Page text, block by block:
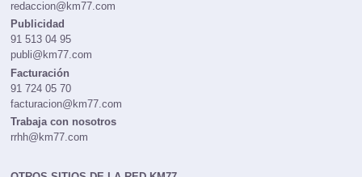
Redacción
redaccion@km77.com
Publicidad
91 513 04 95
publi@km77.com
Facturación
91 724 05 70
facturacion@km77.com
Trabaja con nosotros